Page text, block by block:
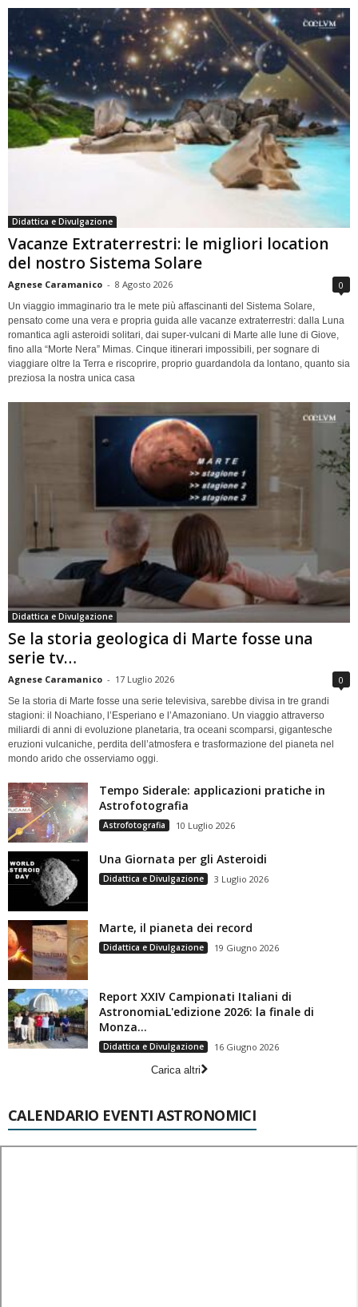
Didattica e Divulgazione
Vacanze Extraterrestri: le migliori location
del nostro Sistema Solare
Agnese Caramanico - 8 Agosto 2026 0
Un viaggio immaginario tra le mete più affascinanti del Sistema Solare,
pensato come una vera e propria guida alle vacanze extraterrestri: dalla Luna
romantica agli asteroidi solitari, dai super-vulcani di Marte alle lune di Giove,
fino alla “Morte Nera” Mimas. Cinque itinerari impossibili, per sognare di
viaggiare oltre la Terra e riscoprire, proprio guardandola da lontano, quanto sia
preziosa la nostra unica casa
Didattica e Divulgazione
Se la storia geologica di Marte fosse una
serie tv…
Agnese Caramanico - 17 Luglio 2026 0
Se la storia di Marte fosse una serie televisiva, sarebbe divisa in tre grandi
stagioni: il Noachiano, l’Esperiano e l’Amazoniano. Un viaggio attraverso
miliardi di anni di evoluzione planetaria, tra oceani scomparsi, gigantesche
eruzioni vulcaniche, perdita dell’atmosfera e trasformazione del pianeta nel
mondo arido che osserviamo oggi.
Tempo Siderale: applicazioni pratiche in
Astrofotografia
Astrofotografia 10 Luglio 2026
Una Giornata per gli Asteroidi
Didattica e Divulgazione 3 Luglio 2026
Marte, il pianeta dei record
Didattica e Divulgazione 19 Giugno 2026
Report XXIV Campionati Italiani di
AstronomiaL'edizione 2026: la finale di
Monza...
Didattica e Divulgazione
16 Giugno 2026
Carica altri
CALENDARIO EVENTI ASTRONOMICI